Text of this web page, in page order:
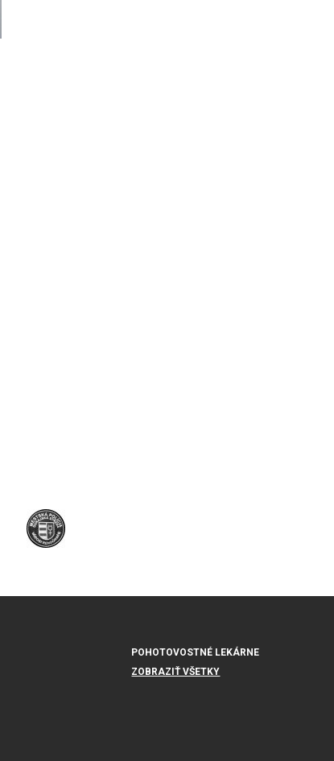
POHOTOVOSTNÉ LEKÁRNE
ZOBRAZIŤ VŠETKY